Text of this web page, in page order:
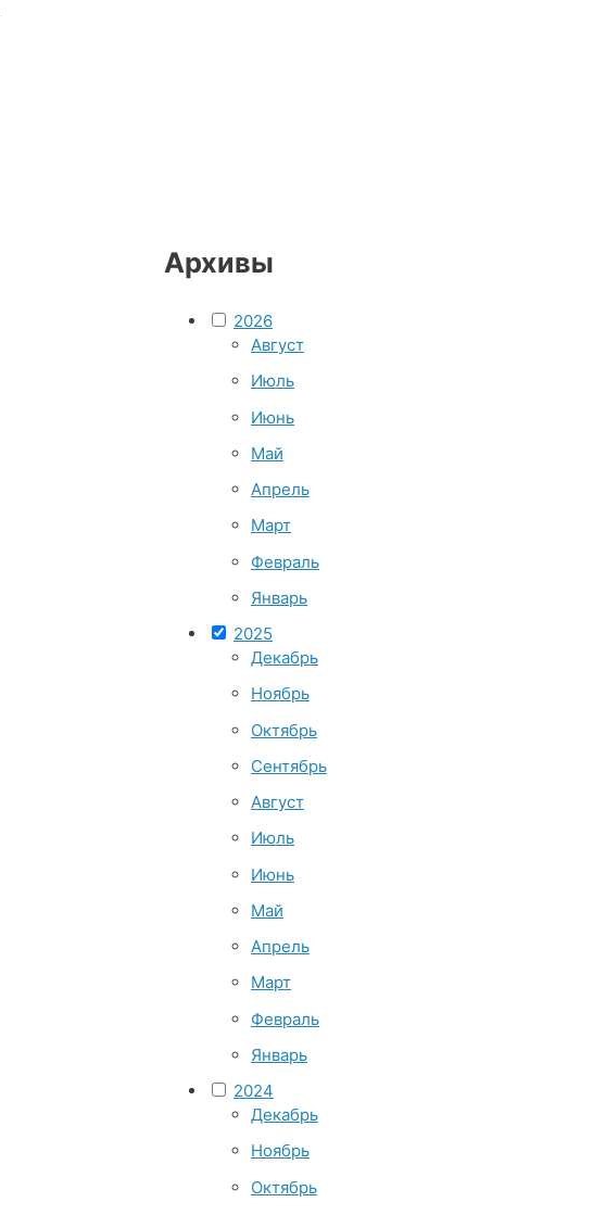
Архивы
2026
Август
Июль
Июнь
Май
Апрель
Март
Февраль
Январь
2025
Декабрь
Ноябрь
Октябрь
Сентябрь
Август
Июль
Июнь
Май
Апрель
Март
Февраль
Январь
2024
Декабрь
Ноябрь
Октябрь